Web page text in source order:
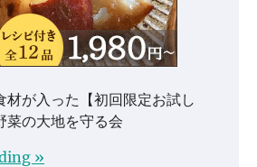
材が入った【初回限定お試し
菜の大地を守る会
»